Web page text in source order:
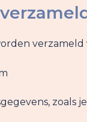
verzameld
zoals